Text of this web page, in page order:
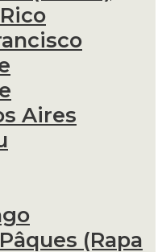
Aires
(Rapa